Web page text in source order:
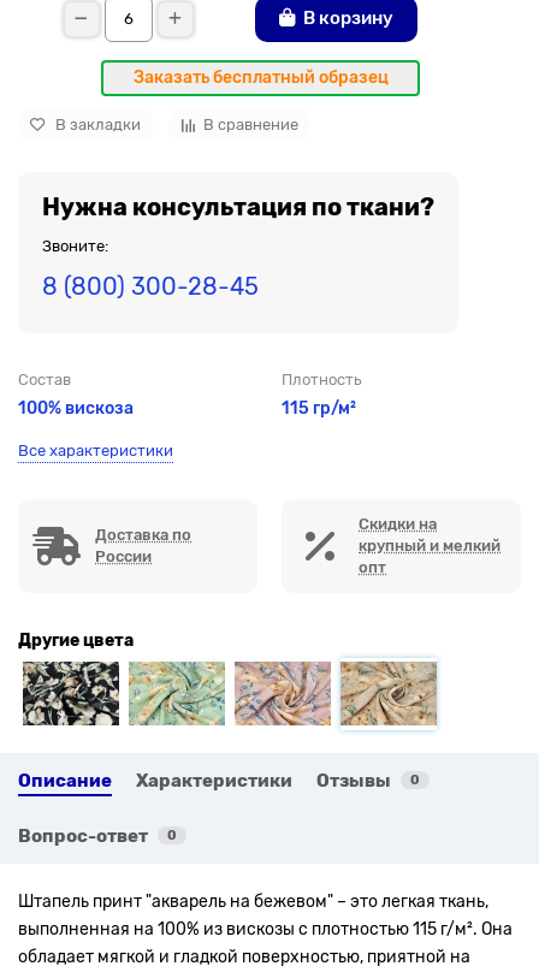
В корзину
Заказать бесплатный образец
В закладки В сравнение
Нужна консультация по ткани?
Звоните:
8 (800) 300-28-45
Состав
100% вискоза
Плотность
115 гр/м²
Все характеристики
Доставка по
России
Скидки на
крупный и мелкий
опт
Другие цвета
Описание Характеристики Отзывы 0
Вопрос-ответ 0
Штапель принт "акварель на бежевом" – это легкая ткань,
выполненная на 100% из вискозы с плотностью 115 г/м². Она
обладает мягкой и гладкой поверхностью, приятной на